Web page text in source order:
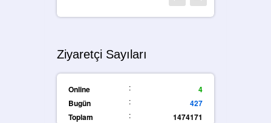
Ziyaretçi Sayıları
Online :
4
Bugün
:
427
Toplam
: 1474171